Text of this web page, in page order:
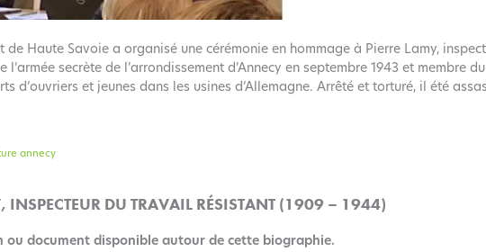
de Haute Savoie a organisé une cérémonie en hommage à Pierre Lamy,
l’armée secrète de l’arrondissement d’Annecy en septembre 1943 et
d’ouvriers et jeunes dans les usines d’Allemagne. Arrêté et torturé, il été
annecy
INSPECTEUR DU TRAVAIL RÉSISTANT (1909 – 1944)
ou document disponible autour de cette biographie.